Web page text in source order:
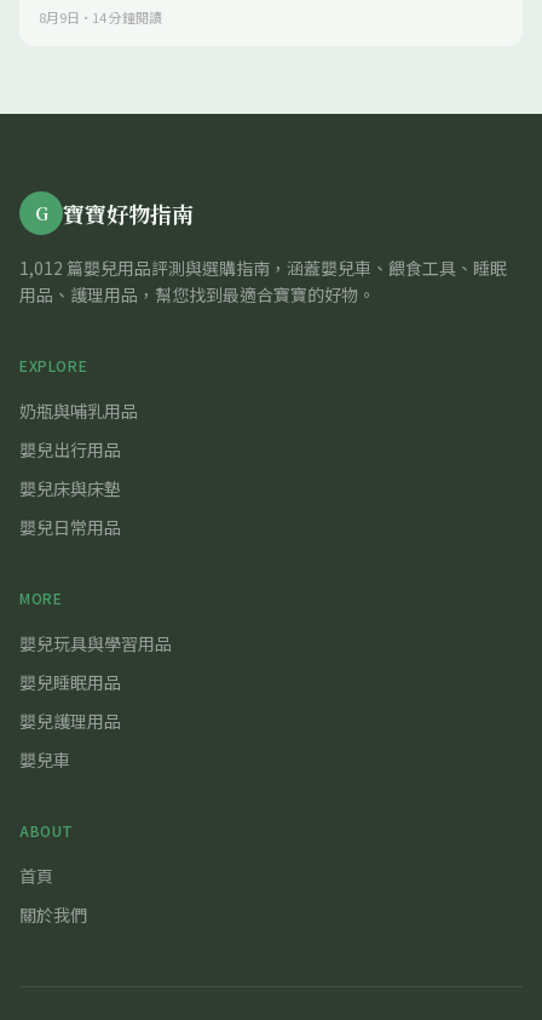
8月9日 · 14分鐘閱讀
G 寶寶好物指南
1,012 篇嬰兒用品評測與選購指南，涵蓋嬰兒車、餵食工具、睡眠
用品、護理用品，幫您找到最適合寶寶的好物。
EXPLORE
奶瓶與哺乳用品
嬰兒出行用品
嬰兒床與床墊
嬰兒日常用品
MORE
嬰兒玩具與學習用品
嬰兒睡眠用品
嬰兒護理用品
嬰兒車
ABOUT
首頁
關於我們